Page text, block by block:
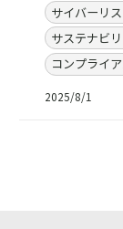
サイバーリ
サステナビ
コンプライ
2025/8/1